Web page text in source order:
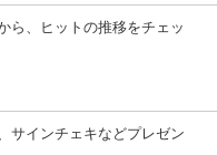
ら、ヒットの推移をチェッ
サインチェキなどプレゼン